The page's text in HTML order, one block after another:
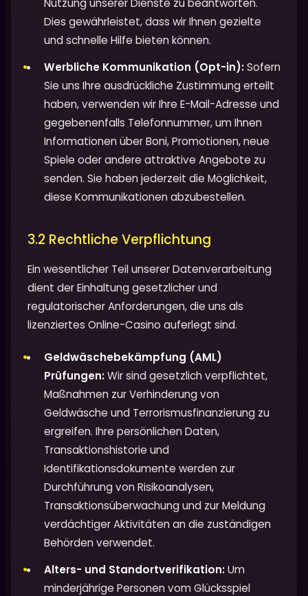
Nutzung unserer Dienste zu beantworten.
Dies gewährleistet, dass wir Ihnen gezielte
und schnelle Hilfe bieten können.
Werbliche Kommunikation (Opt-in):Sofern
Sie uns Ihre ausdrückliche Zustimmung erteilt
haben, verwenden wir Ihre E-Mail-Adresse und
gegebenenfalls Telefonnummer, um Ihnen
Informationen über Boni, Promotionen, neue
Spiele oder andere attraktive Angebote zu
senden. Sie haben jederzeit die Möglichkeit,
diese Kommunikationen abzubestellen.
3.2 Rechtliche Verpflichtung
Ein wesentlicher Teil unserer Datenverarbeitung
dient der Einhaltung gesetzlicher und
regulatorischer Anforderungen, die uns als
lizenziertes Online-Casino auferlegt sind.
Geldwäschebekämpfung (AML)
Prüfungen:Wir sind gesetzlich verpflichtet,
Maßnahmen zur Verhinderung von
Geldwäsche und Terrorismusfinanzierung zu
ergreifen. Ihre persönlichen Daten,
Transaktionshistorie und
Identifikationsdokumente werden zur
Durchführung von Risikoanalysen,
Transaktionsüberwachung und zur Meldung
verdächtiger Aktivitäten an die zuständigen
Behörden verwendet.
Alters- und Standortverifikation:Um
minderjährige Personen vom Glücksspiel